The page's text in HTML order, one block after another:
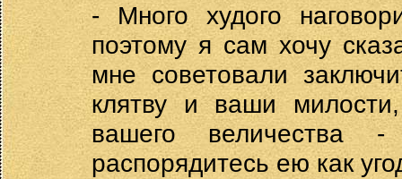
- Много худого
поэтому я сам хочу
мне советовали
клятву и ваши
вашего
распорядитесь ею как